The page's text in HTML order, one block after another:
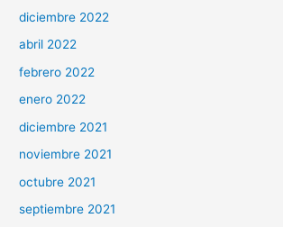
diciembre 2022
abril 2022
febrero 2022
enero 2022
diciembre 2021
noviembre 2021
octubre 2021
septiembre 2021